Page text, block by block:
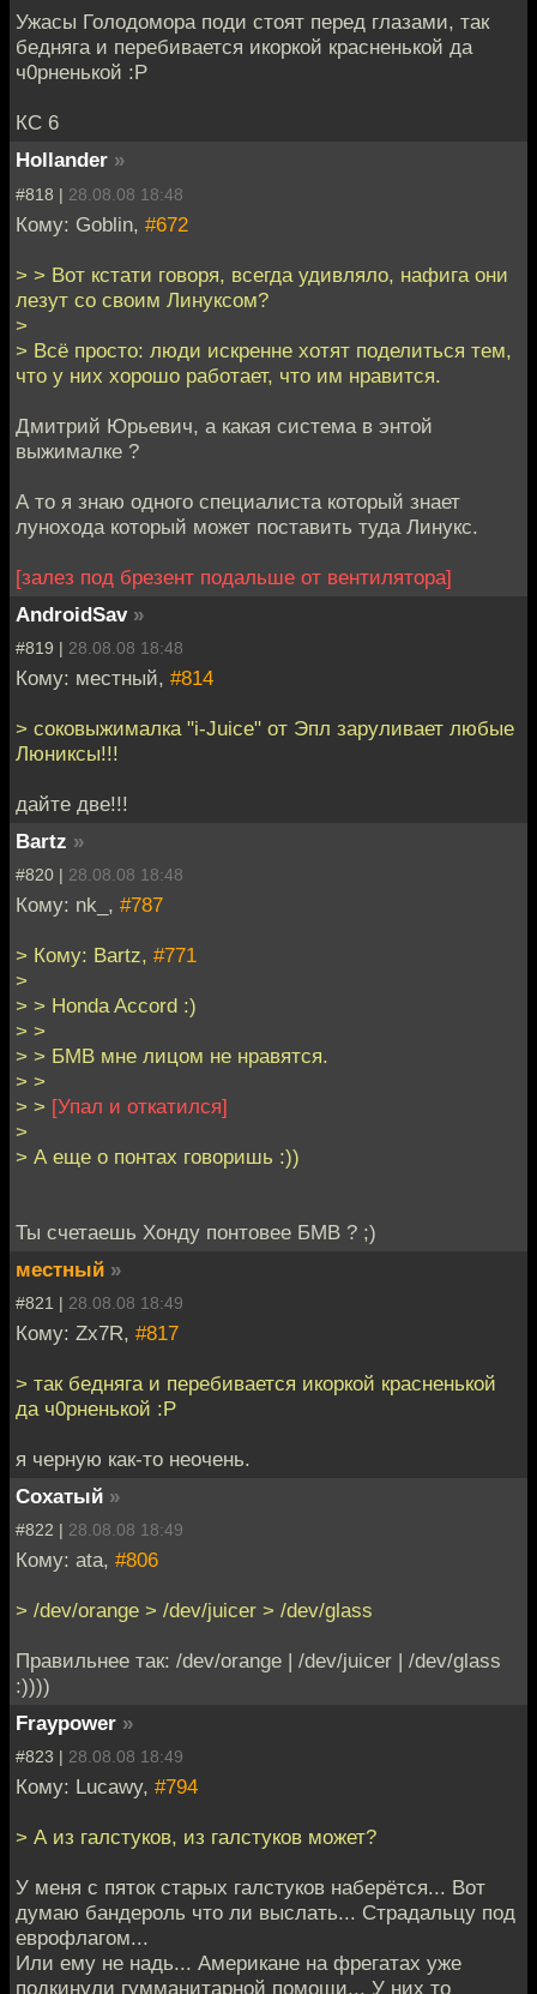
Ужасы Голодомора поди стоят перед глазами, так
бедняга и перебивается икоркой красненькой да
ч0рненькой :Р
КС 6
Hollander »
#818 | 28.08.08 18:48
Кому: Goblin, #672
> > Вот кстати говоря, всегда удивляло, нафига они
лезут со своим Линуксом?
>
> Всё просто: люди искренне хотят поделиться тем,
что у них хорошо работает, что им нравится.
Дмитрий Юрьевич, а какая система в энтой
выжималке ?
А то я знаю одного специалиста который знает
лунохода который может поставить туда Линукс.
[залез под брезент подальше от вентилятора]
AndroidSav »
#819 | 28.08.08 18:48
Кому: местный, #814
> соковыжималка "i-Juice" от Эпл заруливает любые
Люниксы!!!
дайте две!!!
Bartz »
#820 | 28.08.08 18:48
Кому: nk_, #787
> Кому: Bartz, #771
>
> > Honda Accord :)
> >
> > БМВ мне лицом не нравятся.
> >
> > [Упал и откатился]
>
> А еще о понтах говоришь :))
Ты счетаешь Хонду понтовее БМВ ? ;)
местный »
#821 | 28.08.08 18:49
Кому: Zx7R, #817
> так бедняга и перебивается икоркой красненькой
да ч0рненькой :Р
я черную как-то неочень.
Cохатый »
#822 | 28.08.08 18:49
Кому: ata, #806
> /dev/orange > /dev/juicer > /dev/glass
Правильнее так: /dev/orange | /dev/juicer | /dev/glass
:))))
Fraypower »
#823 | 28.08.08 18:49
Кому: Lucawy, #794
> А из галстуков, из галстуков может?
У меня с пяток старых галстуков наберётся... Вот
думаю бандероль что ли выслать... Страдальцу под
еврофлагом...
Или ему не надь... Американе на фрегатах уже
подкинули гумманитарной помощи... У них то